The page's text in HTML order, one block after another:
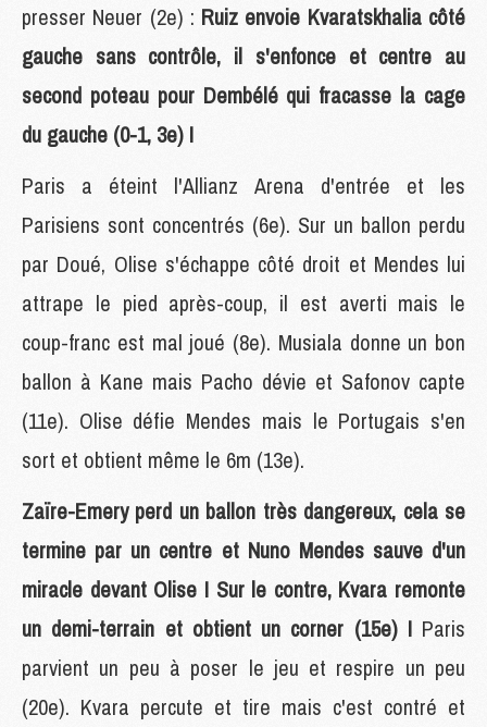
presser Neuer (2e) : Ruiz envoie Kvaratskhalia côté
gauche sans contrôle, il s'enfonce et centre au
second poteau pour Dembélé qui fracasse la cage
du gauche (0-1, 3e) !
Paris a éteint l'Allianz Arena d'entrée et les
Parisiens sont concentrés (6e). Sur un ballon perdu
par Doué, Olise s'échappe côté droit et Mendes lui
attrape le pied après-coup, il est averti mais le
coup-franc est mal joué (8e). Musiala donne un bon
ballon à Kane mais Pacho dévie et Safonov capte
(11e). Olise défie Mendes mais le Portugais s'en
sort et obtient même le 6m (13e).
Zaïre-Emery perd un ballon très dangereux, cela se
termine par un centre et Nuno Mendes sauve d'un
miracle devant Olise ! Sur le contre, Kvara remonte
un demi-terrain et obtient un corner (15e) ! Paris
parvient un peu à poser le jeu et respire un peu
(20e). Kvara percute et tire mais c'est contré et